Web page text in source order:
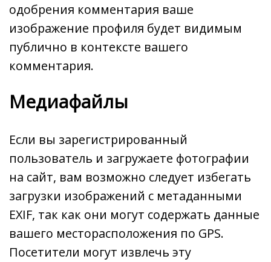
одобрения комментария ваше
изображение профиля будет видимым
публично в контексте вашего
комментария.
Медиафайлы
Если вы зарегистрированный
пользователь и загружаете фотографии
на сайт, вам возможно следует избегать
загрузки изображений с метаданными
EXIF, так как они могут содержать данные
вашего месторасположения по GPS.
Посетители могут извлечь эту